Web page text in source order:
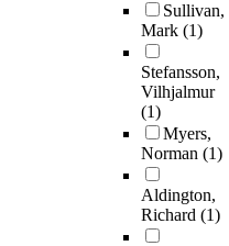
Sullivan,
Mark (1)
Stefansson,
Vilhjalmur
(1)
Myers,
Norman (1)
Aldington,
Richard (1)